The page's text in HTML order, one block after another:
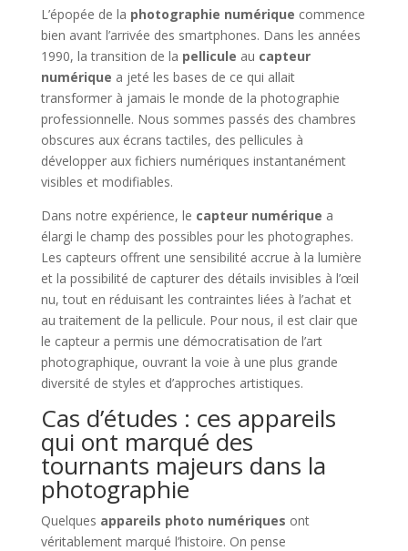
L’épopée de la photographie numérique commence
bien avant l’arrivée des smartphones. Dans les années
1990, la transition de la pellicule au capteur
numérique a jeté les bases de ce qui allait
transformer à jamais le monde de la photographie
professionnelle. Nous sommes passés des chambres
obscures aux écrans tactiles, des pellicules à
développer aux fichiers numériques instantanément
visibles et modifiables.
Dans notre expérience, le capteur numérique a
élargi le champ des possibles pour les photographes.
Les capteurs offrent une sensibilité accrue à la lumière
et la possibilité de capturer des détails invisibles à l’œil
nu, tout en réduisant les contraintes liées à l’achat et
au traitement de la pellicule. Pour nous, il est clair que
le capteur a permis une démocratisation de l’art
photographique, ouvrant la voie à une plus grande
diversité de styles et d’approches artistiques.
Cas d’études : ces appareils
qui ont marqué des
tournants majeurs dans la
photographie
Quelques appareils photo numériques ont
véritablement marqué l’histoire. On pense